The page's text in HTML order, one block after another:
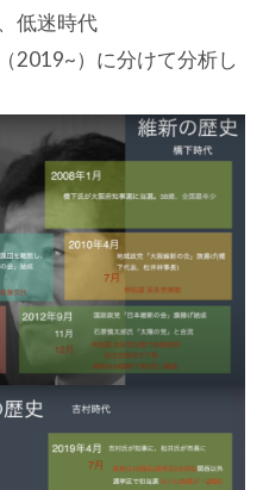
低迷時代
2019~）に分けて分析し